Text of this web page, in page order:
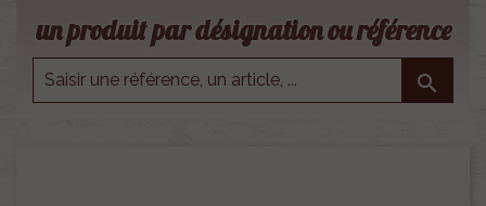
un produit par désignation ou référence
